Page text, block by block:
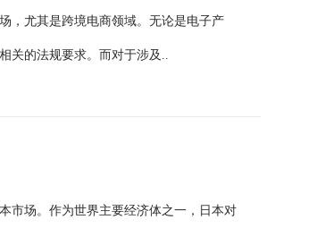
，尤其是跨境电商领域。无论是电子产
关的法规要求。而对于涉及..
市场。作为世界主要经济体之一，日本对